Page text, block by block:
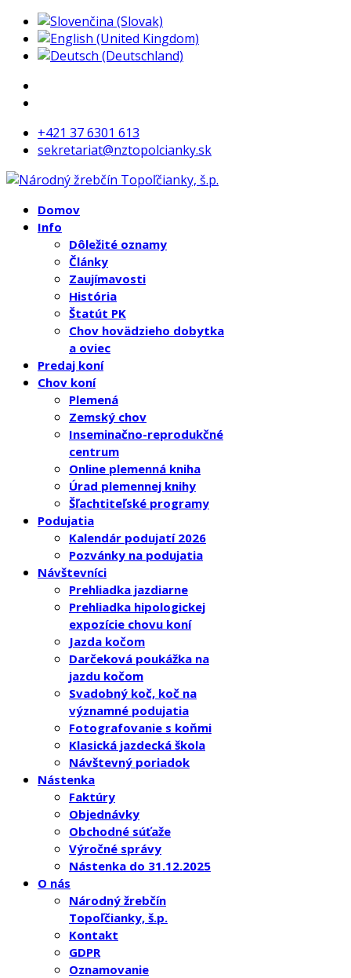
+421 37 6301 613
sekretariat@nztopolcianky.sk
Domov
Info
Dôležité oznamy
Články
Zaujímavosti
História
Štatút PK
Chov hovädzieho dobytka
a oviec
Predaj koní
Chov koní
Plemená
Zemský chov
Inseminačno-reprodukčné
centrum
Online plemenná kniha
Úrad plemennej knihy
Šľachtiteľské programy
Podujatia
Kalendár podujatí 2026
Pozvánky na podujatia
Návštevníci
Prehliadka jazdiarne
Prehliadka hipologickej
expozície chovu koní
Jazda kočom
Darčeková poukážka na
jazdu kočom
Svadobný koč, koč na
významné podujatia
Fotografovanie s koňmi
Klasická jazdecká škola
Návštevný poriadok
Nástenka
Faktúry
Objednávky
Obchodné súťaže
Výročné správy
Nástenka do 31.12.2025
O nás
Národný žrebčín
Topoľčianky, š.p.
Kontakt
GDPR
Oznamovanie